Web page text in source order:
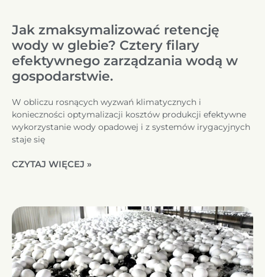
Jak zmaksymalizować retencję
wody w glebie? Cztery filary
efektywnego zarządzania wodą w
gospodarstwie.
W obliczu rosnących wyzwań klimatycznych i
konieczności optymalizacji kosztów produkcji efektywne
wykorzystanie wody opadowej i z systemów irygacyjnych
staje się
CZYTAJ WIĘCEJ »